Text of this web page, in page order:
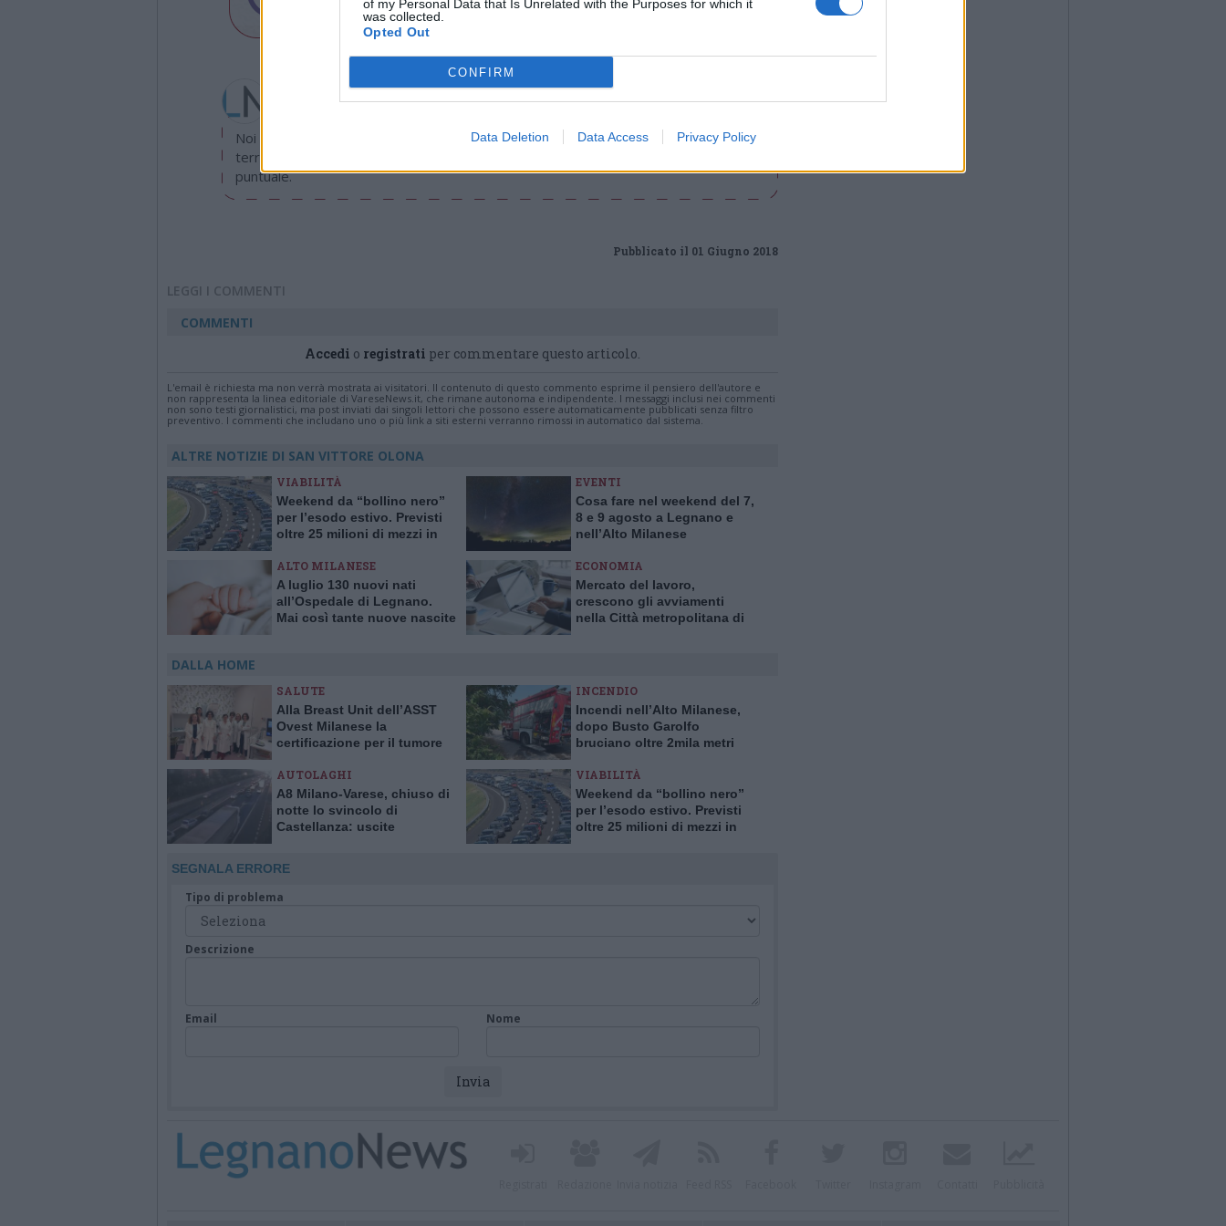
of my Personal Data that Is Unrelated with the Purposes for which it
was collected.
Opted Out
CONFIRM
Data Deletion Data Access Privacy Policy
Via Confalonieri, 5
info@legnanonews.com
Noi della redazione di LegnanoNews abbiamo a cuore l'informazione del nostro
territorio e cerchiamo di essere sempre in prima linea per informarvi in modo
puntuale.
Pubblicato il 01 Giugno 2018
LEGGI I COMMENTI
COMMENTI
Accedi o registrati per commentare questo articolo.
L'email è richiesta ma non verrà mostrata ai visitatori. Il contenuto di questo commento esprime il pensiero dell'autore e
non rappresenta la linea editoriale di VareseNews.it, che rimane autonoma e indipendente. I messaggi inclusi nei commenti
non sono testi giornalistici, ma post inviati dai singoli lettori che possono essere automaticamente pubblicati senza filtro
preventivo. I commenti che includano uno o più link a siti esterni verranno rimossi in automatico dal sistema.
ALTRE NOTIZIE DI SAN VITTORE OLONA
VIABILITÀ
Weekend da “bollino nero”
per l’esodo estivo. Previsti
oltre 25 milioni di mezzi in
EVENTI
Cosa fare nel weekend del 7,
8 e 9 agosto a Legnano e
nell’Alto Milanese
ALTO MILANESE
A luglio 130 nuovi nati
all’Ospedale di Legnano.
Mai così tante nuove nascite
ECONOMIA
Mercato del lavoro,
crescono gli avviamenti
nella Città metropolitana di
DALLA HOME
SALUTE
Alla Breast Unit dell’ASST
Ovest Milanese la
certificazione per il tumore
Italia
INCENDIO
Incendi nell’Alto Milanese,
dopo Busto Garolfo
bruciano oltre 2mila metri
AUTOLAGHI
A8 Milano-Varese, chiuso di
notte lo svincolo di
Castellanza: uscite
VIABILITÀ
Weekend da “bollino nero”
per l’esodo estivo. Previsti
oltre 25 milioni di mezzi in
SEGNALA ERRORE
Tipo di problema
Descrizione
Email Nome